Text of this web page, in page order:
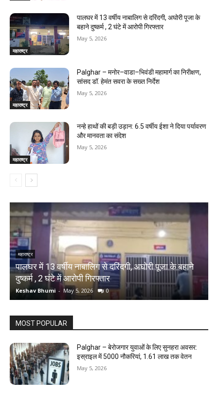
महाराष्ट्र
पालघर में 13 वर्षीय नाबालिग से दरिंदगी, अघोरी पूजा के
बहाने दुष्कर्म , 2 घंटे में आरोपी गिरफ्तार
May 5, 2026
महाराष्ट्र
Palghar – मनोर–वाडा–भिवंडी महामार्ग का निरीक्षण,
सांसद डॉ. हेमंत सवरा के सख्त निर्देश
May 5, 2026
महाराष्ट्र
नन्हे हाथों की बड़ी उड़ान: 6.5 वर्षीय ईशा ने दिया पर्यावरण
और मानवता का संदेश
May 5, 2026
महाराष्ट्र
पालघर में 13 वर्षीय नाबालिग से दरिंदगी, अघोरी पूजा के बहाने
दुष्कर्म , 2 घंटे में आरोपी गिरफ्तार
Keshav Bhumi - May 5, 2026 0
MOST POPULAR
Palghar – बेरोजगार युवाओं के लिए सुनहरा अवसर:
इस्राइल में 5000 नौकरियां, ₹1.61 लाख तक वेतन
May 5, 2026